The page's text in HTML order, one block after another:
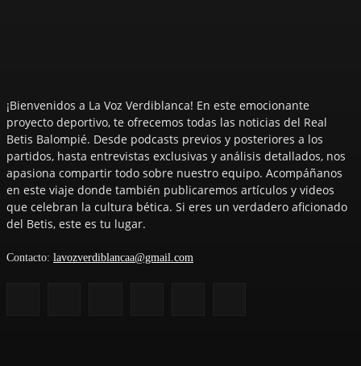
¡Bienvenidos a La Voz Verdiblanca! En este emocionante
proyecto deportivo, te ofrecemos todas las noticias del Real
Betis Balompié. Desde podcasts previos y posteriores a los
partidos, hasta entrevistas exclusivas y análisis detallados, nos
apasiona compartir todo sobre nuestro equipo. Acompáñanos
en este viaje donde también publicaremos artículos y videos
que celebran la cultura bética. Si eres un verdadero aficionado
del Betis, este es tu lugar.
Contacto: lavozverdiblancaa@gmail.com